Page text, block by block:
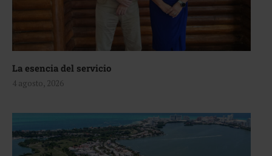
La esencia del servicio
4 agosto, 2026